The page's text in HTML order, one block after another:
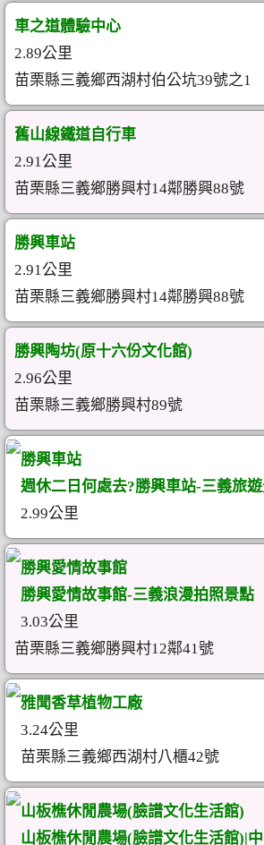
車之道體驗中心
2.89公里
苗栗縣三義鄉西湖村伯公坑39號之1
舊山線鐵道自行車
2.91公里
苗栗縣三義鄉勝興村14鄰勝興88號
勝興車站
2.91公里
苗栗縣三義鄉勝興村14鄰勝興88號
勝興陶坊(原十六份文化館)
2.96公里
苗栗縣三義鄉勝興村89號
勝興車站
週休二日何處去?勝興車站-三義旅
2.99公里
勝興愛情故事館
勝興愛情故事館-三義浪漫拍照景點
3.03公里
苗栗縣三義鄉勝興村12鄰41號
雅聞香草植物工廠
3.24公里
苗栗縣三義鄉西湖村八櫃42號
山板樵休閒農場(臉譜文化生活館)
山板樵休閒農場(臉譜文化生活館)|